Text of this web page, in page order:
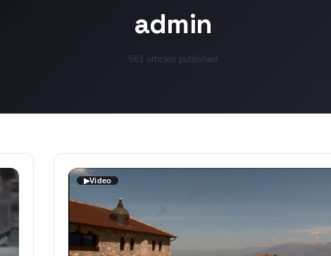
admin
561 articles published
▶Video